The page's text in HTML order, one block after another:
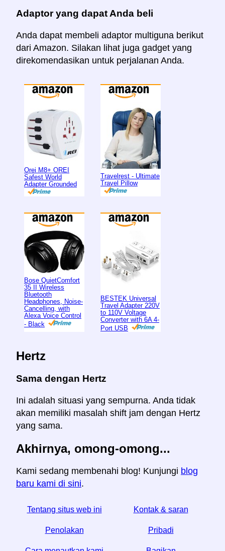
Adaptor yang dapat Anda beli
Anda dapat membeli adaptor multiguna berikut
dari Amazon. Silakan lihat juga gadget yang
direkomendasikan untuk perjalanan Anda.
Orei M8+ OREI
Safest World
Adapter Grounded
Travelrest - Ultimate
Travel Pillow
Bose QuietComfort
35 II Wireless
Bluetooth
Headphones, Noise-
Cancelling, with
Alexa Voice Control
- Black
BESTEK Universal
Travel Adapter 220V
to 110V Voltage
Converter with 6A 4-
Port USB
Hertz
Sama dengan Hertz
Ini adalah situasi yang sempurna. Anda tidak
akan memiliki masalah shift jam dengan Hertz
yang sama.
Akhirnya, omong-omong...
Kami sedang membenahi blog! Kunjungi blog
baru kami di sini.
Tentang situs web ini Kontak & saran
Penolakan Pribadi